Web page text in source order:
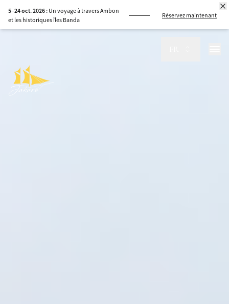
8–15 sept. 2026 :Naviguez de Komodo à
Sumbawa, guidés par la mer
Réservez maintenant